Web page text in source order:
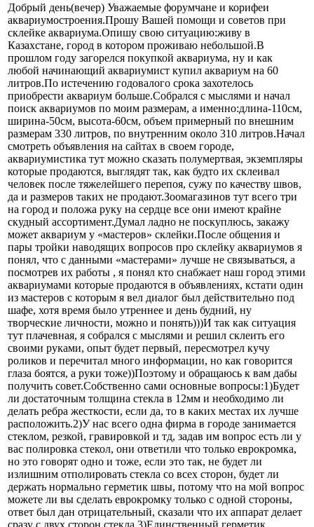
Добрый день(вечер) Уважаемые форумчане и корифеи
аквариумостроения.Прошу Вашей помощи и советов при
склейке аквариума.Опишу свою ситуацию:живу в
Казахстане, город в котором проживаю небольшой.В
прошлом году загорелся покупкой аквариума, ну и как
любой начинающий аквариумист купил аквариум на 60
литров.По истечению годовалого срока захотелось
приобрести аквариум больше.Собрался с мыслями и начал
поиск аквариумов по моим размерам, а именно:длина-110см,
ширина-50см, высота-60см, объем примерный по внешним
размерам 330 литров, по внутренним около 310 литров.Начал
смотреть объявления на сайтах в своем городе,
аквариумистика тут можно сказать полумертвая, экземпляры
которые продаются, выглядят так, как будто их склеивал
человек после тяжелейшего перепоя, сужу по качеству швов,
да и размеров таких не продают.Зоомагазинов тут всего три
на город и положа руку на сердце все они имеют крайне
скудный ассортимент.Думал ладно не поскуплюсь, закажу
может аквариум у «мастеров» склейки.После общения и
пары тройки наводящих вопросов про склейку аквариумов я
понял, что с данными «мастерами» лучше не связываться, а
посмотрев их работы , я понял кто снабжает наш город этими
аквариумами которые продаются в объявлениях, кстати один
из мастеров с которым я вел диалог был действительно под
шафе, хотя время было утреннее и день будний, ну
творческие личности, можно и понять)))И так как ситуация
тут плачевная, я собрался с мыслями и решил склеить его
своими руками, опыт будет первый, пересмотрел кучу
роликов и перечитал много информации, но как говорится
глаза боятся, а руки тоже))Поэтому и обращаюсь к вам дабы
получить совет.Собственно сами основные вопросы:1)Будет
ли достаточным толщина стекла в 12мм и необходимо ли
делать ребра жесткости, если да, то в каких местах их лучше
расположить.2)У нас всего одна фирма в городе занимается
стеклом, резкой, гравировкой и тд, задав им вопрос есть ли у
вас полировка стекол, они ответили что только еврокромка,
но это говорят одно и тоже, если это так, не будет ли
излишним отполировать стекла со всех сторон, будет ли
держать нормально герметик швы, потому что на мой вопрос
можете ли вы сделать еврокромку только с одной стороны,
ответ был дан отрицательный, сказали что их аппарат делает
сразу с двух сторон стекла.3)Единственный герметик